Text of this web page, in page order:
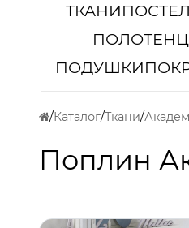
ТКАНИ
ПОДУШКИ
Каталог Ткани
Поплин